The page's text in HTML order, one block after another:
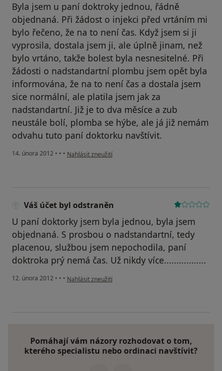
Byla jsem u paní doktroky jednou, řádně
objednaná. Při žádost o injekci před vrtáním mi
bylo řečeno, že na to není čas. Když jsem si ji
vyprosila, dostala jsem ji, ale úplně jinam, než
bylo vrtáno, takže bolest byla nesnesitelné. Při
žádosti o nadstandartní plombu jsem opět byla
informována, že na to není čas a dostala jsem
sice normální, ale platila jsem jak za
nadstandartní. Již je to dva měsíce a zub
neustále bolí, plomba se hýbe, ale já již nemám
odvahu tuto paní doktorku navštívit.
14. února 2012 • • • podle názoru uživatele Váš účet byl odstraněn
Nahlásit zneužití
Váš účet byl odstraněn
U paní doktorky jsem byla jednou, byla jsem
objednaná. S prosbou o nadstandartní, tedy
placenou, službou jsem nepochodila, paní
doktroka prý nemá čas. Už nikdy více.................
12. února 2012 • • • podle názoru uživatele Váš účet byl odstraněn
Nahlásit zneužití
Pomáhají vám názory rozhodovat o tom,
kterého specialistu nebo ordinaci navštívit?